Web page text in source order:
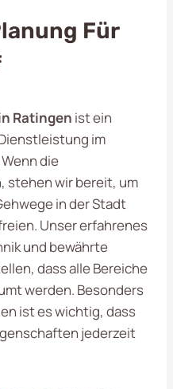
Für
Ratingen ist ein
im
die
stehen wir bereit, um
in der Stadt
Unser erfahrenes
und bewährte
dass alle Bereiche
werden. Besonders
ist es wichtig, dass
jederzeit